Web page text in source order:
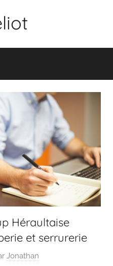
Héraultaise
et serrurerie
Jonathan